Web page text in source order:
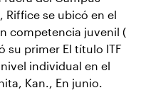
Riffice se ubicó en el
competencia juvenil (
su primer El título ITF
individual en el
Kan., En junio.